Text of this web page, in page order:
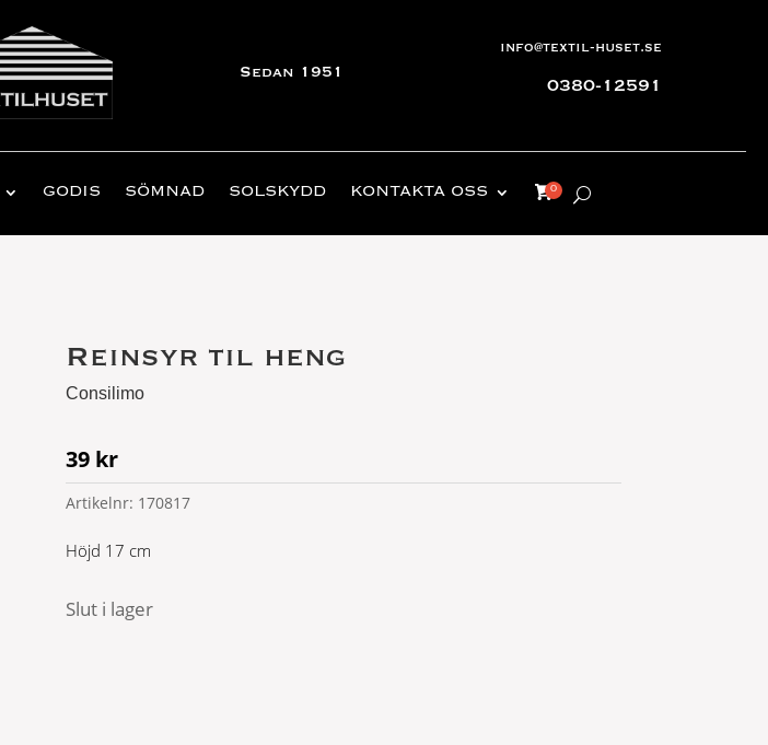
Sedan 1951
info@textil-huset.se
0380-12591
GODIS SÖMNAD SOLSKYDD KONTAKTA OSS
Reinsyr til heng
Consilimo
39 kr
Artikelnr: 170817
Höjd 17 cm
Slut i lager